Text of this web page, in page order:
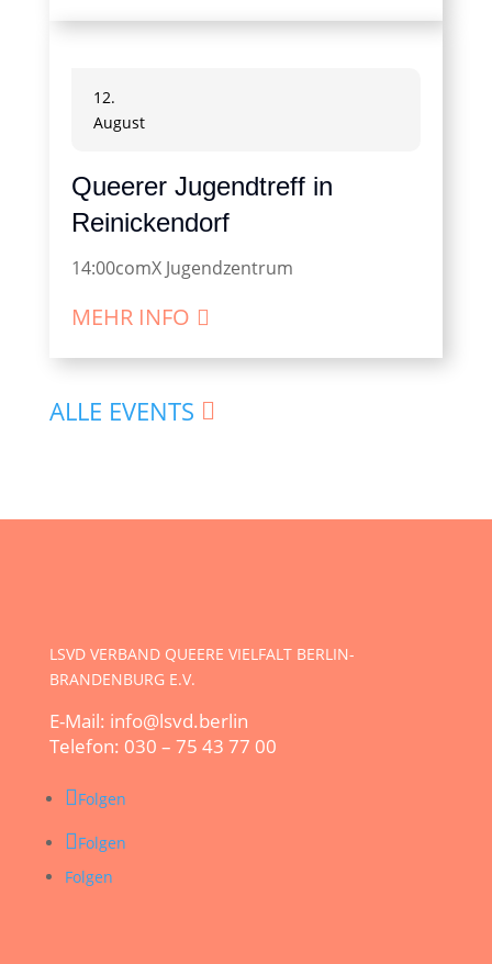
12.
August
Queerer Jugendtreff in
Reinickendorf
14:00comX Jugendzentrum
MEHR INFO
ALLE EVENTS
LSVD VERBAND QUEERE VIELFALT BERLIN-
BRANDENBURG E.V.
E-Mail: info@lsvd.berlin
Telefon: 030 – 75 43 77 00
Folgen
Folgen
Folgen